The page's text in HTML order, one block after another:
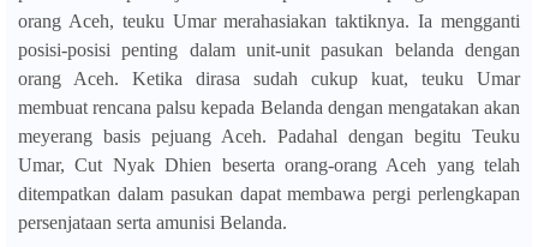
orang Aceh, teuku Umar merahasiakan taktiknya. Ia mengganti
posisi-posisi penting dalam unit-unit pasukan belanda dengan
orang Aceh. Ketika dirasa sudah cukup kuat, teuku Umar
membuat rencana palsu kepada Belanda dengan mengatakan akan
meyerang basis pejuang Aceh. Padahal dengan begitu Teuku
Umar, Cut Nyak Dhien beserta orang-orang Aceh yang telah
ditempatkan dalam pasukan dapat membawa pergi perlengkapan
persenjataan serta amunisi Belanda.